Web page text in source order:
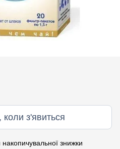
коли з'явиться
знижки